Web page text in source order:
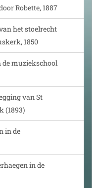
Robette, 1887
het stoelrecht
1850
de muziekschool
van St
(1893)
in de
in de